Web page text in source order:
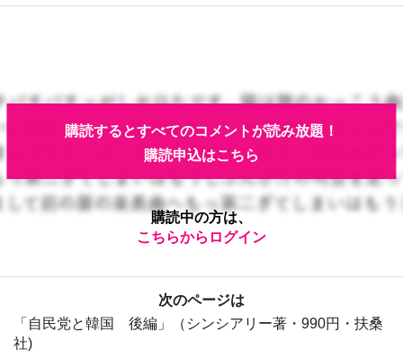
購読するとすべてのコメントが読み放題！
購読申込はこちら
購読中の方は、
こちらからログイン
次のページは
「自民党と韓国 後編」（シンシアリー著・990円・扶桑
社)